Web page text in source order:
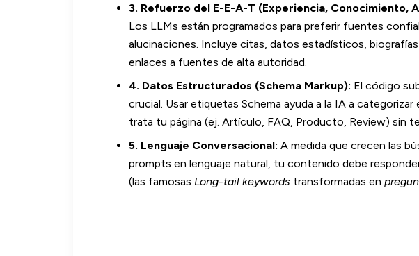
3. Refuerzo del E-E-A-T (Experiencia, Conocimiento,
Los LLMs están programados para preferir fuentes
alucinaciones. Incluye citas, datos estadísticos,
enlaces a fuentes de alta autoridad.
4. Datos Estructurados (Schema Markup): El código
crucial. Usar etiquetas Schema ayuda a la IA a
trata tu página (ej. Artículo, FAQ, Producto, Review) sin
5. Lenguaje Conversacional: A medida que crecen las
prompts en lenguaje natural, tu contenido debe
(las famosas Long-tail keywords transformadas en